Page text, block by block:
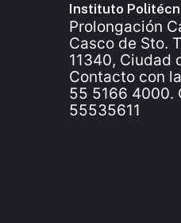
Instituto
Prolongación
Casco de Sto.
11340, Ciudad
Contacto con
55 5166 4000.
55535611